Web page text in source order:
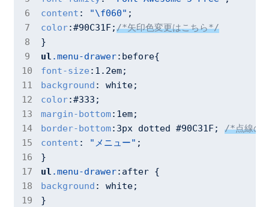
content : "\f060"
color:#90C31F;/*矢印色変更はこちら*/
ul .menu-drawer:before
font-size : 1.2em
background
color:#333
margin-bottom: 1em
border-bottom: 3px dotted #90C31F; /*点線の
content : "メニュー" ;
ul .menu-drawer:after
background : white;